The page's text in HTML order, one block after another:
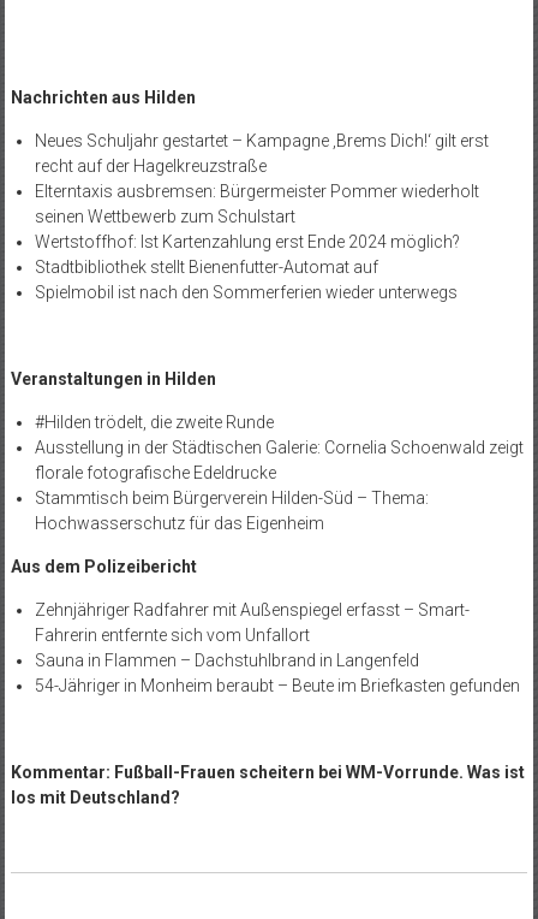
Nachrichten aus Hilden
Neues Schuljahr gestartet – Kampagne ‚Brems Dich!‘ gilt erst
recht auf der Hagelkreuzstraße
Elterntaxis ausbremsen: Bürgermeister Pommer wiederholt
seinen Wettbewerb zum Schulstart
Wertstoffhof: Ist Kartenzahlung erst Ende 2024 möglich?
Stadtbibliothek stellt Bienenfutter-Automat auf
Spielmobil ist nach den Sommerferien wieder unterwegs
Veranstaltungen in Hilden
#Hilden trödelt, die zweite Runde
Ausstellung in der Städtischen Galerie: Cornelia Schoenwald zeigt
florale fotografische Edeldrucke
Stammtisch beim Bürgerverein Hilden-Süd – Thema:
Hochwasserschutz für das Eigenheim
Aus dem Polizeibericht
Zehnjähriger Radfahrer mit Außenspiegel erfasst – Smart-
Fahrerin entfernte sich vom Unfallort
Sauna in Flammen – Dachstuhlbrand in Langenfeld
54-Jähriger in Monheim beraubt – Beute im Briefkasten gefunden
Kommentar: Fußball-Frauen scheitern bei WM-Vorrunde. Was ist
los mit Deutschland?